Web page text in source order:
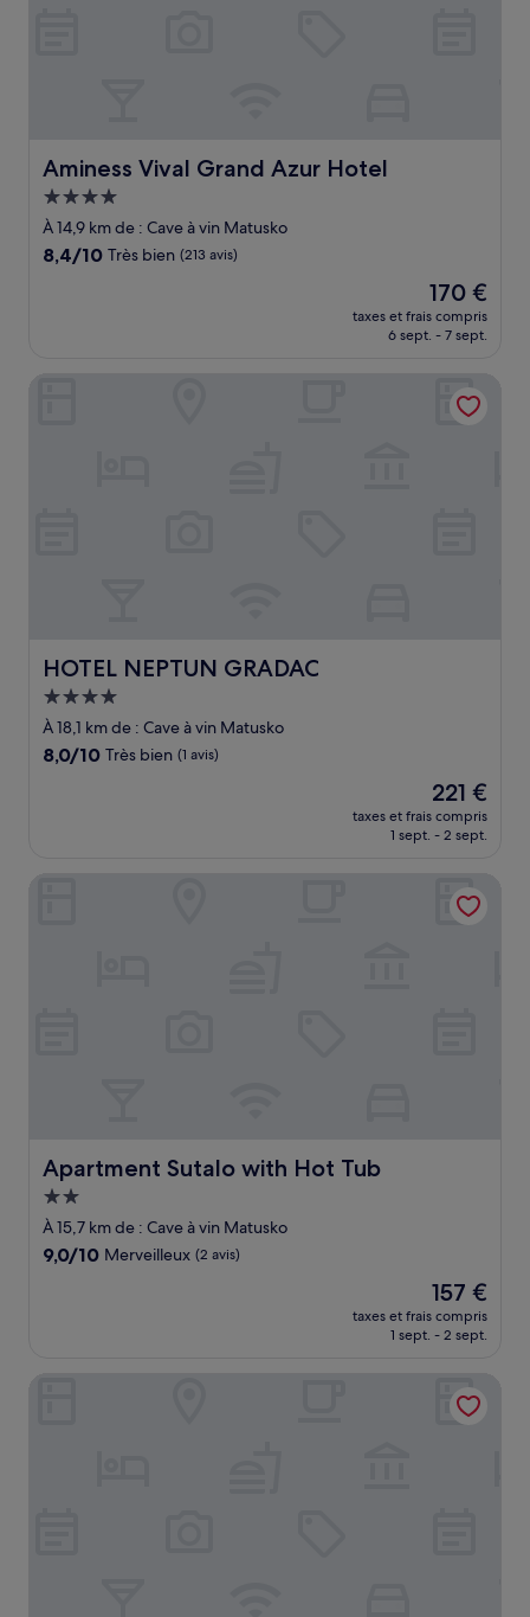
Aminess Vival Grand Azur Hotel
Aminess Vival Grand Azur Hotel
Hébergement
4.0 étoiles
À 14,9 km de : Cave à vin Matusko
8.4
8,4/10 Très bien (213 avis)
Le
nouveau
prix
de
170 €
170 €
taxes et frais compris
6 sept. - 7 sept.
HOTEL NEPTUN GRADAC
HOTEL NEPTUN GRADAC
Hébergement
4.0 étoiles
À 18,1 km de : Cave à vin Matusko
8.0
8,0/10 Très bien (1 avis)
Le
nouveau
prix
de
221 €
221 €
taxes et frais compris
1 sept. - 2 sept.
Apartment Sutalo with Hot Tub
Apartment Sutalo with Hot Tub
Hébergement
2.0 étoiles
À 15,7 km de : Cave à vin Matusko
9.0
9,0/10 Merveilleux (2 avis)
Le
nouveau
prix
de
157 €
157 €
taxes et frais compris
1 sept. - 2 sept.